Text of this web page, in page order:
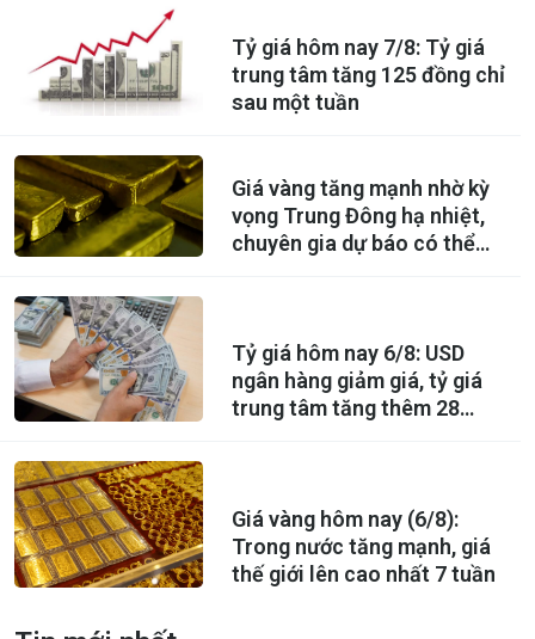
Tỷ giá hôm nay 7/8: Tỷ giá
trung tâm tăng 125 đồng chỉ
sau một tuần
Giá vàng tăng mạnh nhờ kỳ
vọng Trung Đông hạ nhiệt,
chuyên gia dự báo có thể
Tỷ giá hôm nay 6/8: USD
ngân hàng giảm giá, tỷ giá
trung tâm tăng thêm 28
Giá vàng hôm nay (6/8):
Trong nước tăng mạnh, giá
thế giới lên cao nhất 7 tuần